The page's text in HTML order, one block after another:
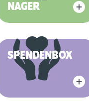
NAGER
SPENDENBOX